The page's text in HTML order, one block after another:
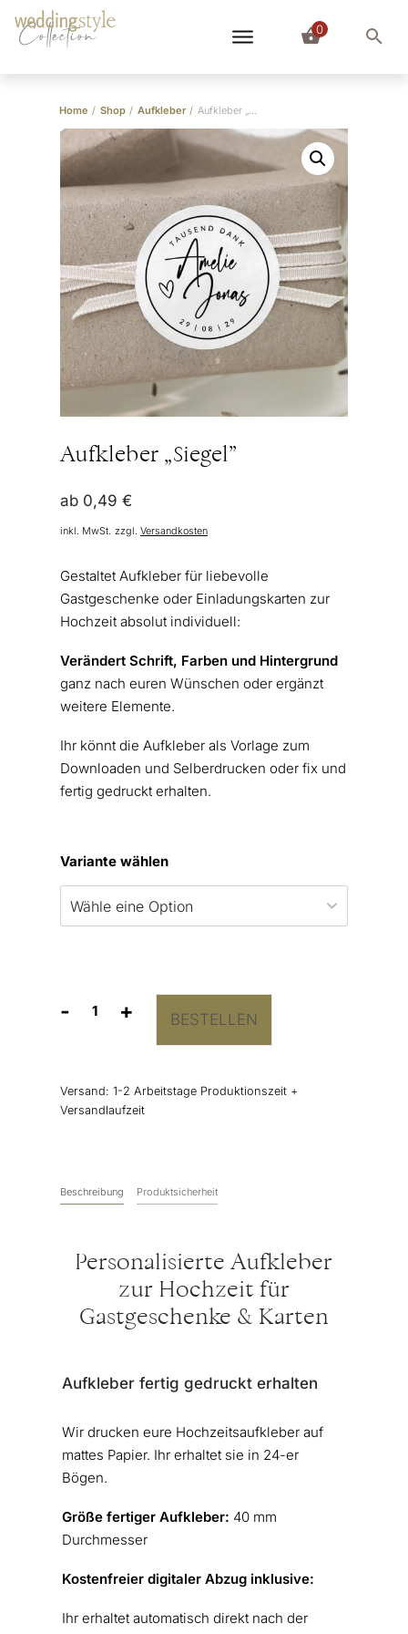
Collection 0
Home / Shop / Aufkleber / Aufkleber „Siegel”
Aufkleber „Siegel”
ab 0,49 €
inkl. MwSt. zzgl. Versandkosten
Gestaltet Aufkleber für liebevolle
Gastgeschenke oder Einladungskarten zur
Hochzeit absolut individuell:
Verändert Schrift, Farben und Hintergrund
ganz nach euren Wünschen oder ergänzt
weitere Elemente.
Ihr könnt die Aufkleber als Vorlage zum
Downloaden und Selberdrucken oder fix und
fertig gedruckt erhalten.
Variante wählen
-
Aufkleber+ BESTELLEN
Versand: 1-2 Arbeitstage Produktionszeit +
Versandlaufzeit
Beschreibung Produktsicherheit
Personalisierte Aufkleber
zur Hochzeit für
Gastgeschenke & Karten
Aufkleber fertig gedruckt erhalten
Wir drucken eure Hochzeitsaufkleber auf
mattes Papier. Ihr erhaltet sie in 24-er
Bögen.
Größe fertiger Aufkleber: 40 mm
Durchmesser
Kostenfreier digitaler Abzug inklusive:
Ihr erhaltet automatisch direkt nach der